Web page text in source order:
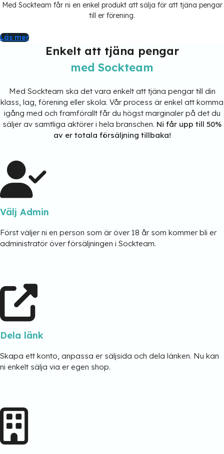
Med Sockteam får ni en enkel produkt att sälja för att tjäna pengar
till er förening.
Läs mer
Enkelt att tjäna pengar
med Sockteam
Med Sockteam ska det vara enkelt att tjäna pengar till din
klass, lag, förening eller skola. Vår process är enkel att komma
igång med och framförallt får du högst marginaler på det du
säljer av samtliga aktörer i hela branschen. Ni får upp till 50%
av er totala försäljning tillbaka!
Välj Admin
Först väljer ni en person som är över 18 år som kommer bli er
administratör över försäljningen i Sockteam.
Dela länk
Skapa ett konto, anpassa er säljsida och dela länken. Nu kan
ni enkelt sälja via er egen shop.